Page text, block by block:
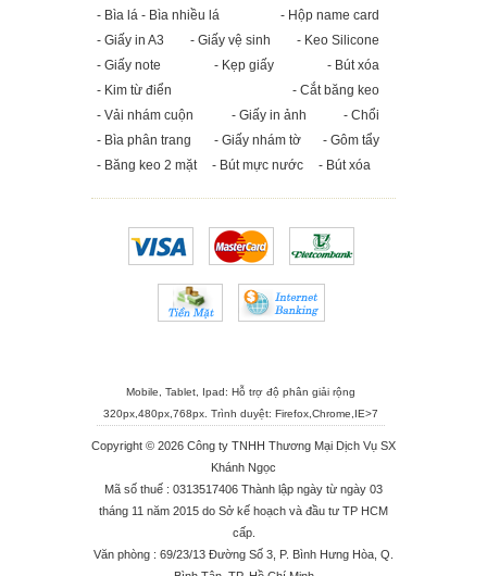
- Bìa lá - Bìa nhiều lá
- Hộp name card
- Giấy in A3
- Giấy vệ sinh
- Keo Silicone
- Giấy note
- Kẹp giấy
- Bút xóa
- Kim từ điển
- Cắt băng keo
- Vải nhám cuộn
- Giấy in ảnh
- Chổi
- Bìa phân trang
- Giấy nhám tờ
- Gôm tẩy
- Băng keo 2 mặt
- Bút mực nước - Bút xóa
Mobile, Tablet, Ipad: Hỗ trợ độ phân giải rộng
320px,480px,768px. Trình duyệt: Firefox,Chrome,IE>7
Copyright © 2026 Công ty TNHH Thương Mại Dịch Vụ SX
Khánh Ngọc
Mã số thuế : 0313517406 Thành lập ngày từ ngày 03
tháng 11 năm 2015 do Sở kế hoạch và đầu tư TP HCM
cấp.
Văn phòng : 69/23/13 Đường Số 3, P. Bình Hưng Hòa, Q.